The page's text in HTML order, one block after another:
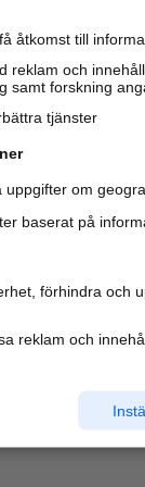
besöker du och 4
hitta rätt lokal
åtkomst till
reklam och
samt forskning
tjänster
uppgifter om
baserat på
förhindra och
reklam och